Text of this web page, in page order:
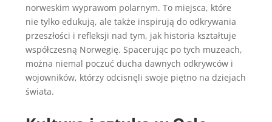
norweskim wyprawom polarnym. To miejsca, które
nie tylko edukują, ale także inspirują do odkrywania
przeszłości i refleksji nad tym, jak historia kształtuje
współczesną Norwegię. Spacerując po tych muzeach,
można niemal poczuć ducha dawnych odkrywców i
wojowników, którzy odcisnęli swoje piętno na dziejach
świata.